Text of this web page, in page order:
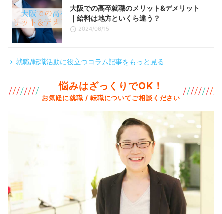
大阪での高卒就職のメリット&デメリット
｜給料は地方といくら違う？
2024/06/15
就職/転職活動に役立つコラム記事をもっと見る
悩みはざっくりでOK！
お気軽に就職 / 転職についてご相談ください